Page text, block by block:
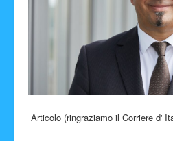
Articolo (ringraziamo il Corriere d'